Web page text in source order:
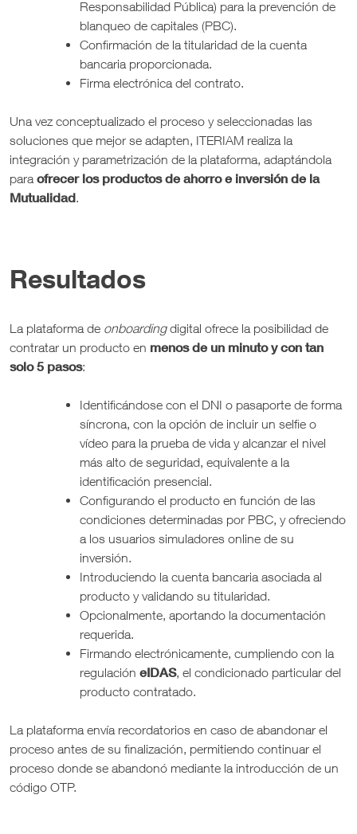
Responsabilidad Pública) para la prevención de
blanqueo de capitales (PBC).
Confirmación de la titularidad de la cuenta
bancaria proporcionada.
Firma electrónica del contrato.
Una vez conceptualizado el proceso y seleccionadas las
soluciones que mejor se adapten, ITERIAM realiza la
integración y parametrización de la plataforma, adaptándola
para ofrecer los productos de ahorro e inversión de la
Mutualidad.
Resultados
La plataforma de onboardingdigital ofrece la posibilidad de
contratar un producto en menos de un minuto y con tan
solo 5 pasos:
Identificándose con el DNI o pasaporte de forma
síncrona, con la opción de incluir un selfie o
vídeo para la prueba de vida y alcanzar el nivel
más alto de seguridad, equivalente a la
identificación presencial.
Configurando el producto en función de las
condiciones determinadas por PBC, y ofreciendo
a los usuarios simuladores online de su
inversión.
Introduciendo la cuenta bancaria asociada al
producto y validando su titularidad.
Opcionalmente, aportando la documentación
requerida.
Firmando electrónicamente, cumpliendo con la
regulación eIDAS, el condicionado particular del
producto contratado.
La plataforma envía recordatorios en caso de abandonar el
proceso antes de su finalización, permitiendo continuar el
proceso donde se abandonó mediante la introducción de un
código OTP.